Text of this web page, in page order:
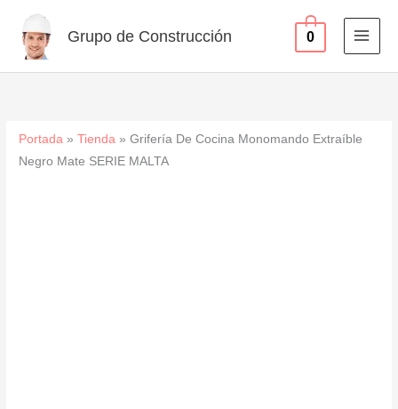
contenido
Grupo de Construcción 0
Portada »Tienda »Grifería De Cocina Monomando Extraíble
Negro Mate SERIE MALTA
Mate
SERIE